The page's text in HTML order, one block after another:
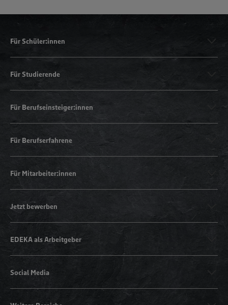
Für Schüler:innen
Für Studierende
Für Berufseinsteiger:innen
Für Berufserfahrene
Für Mitarbeiter:innen
Jetzt bewerben
EDEKA als Arbeitgeber
Social Media